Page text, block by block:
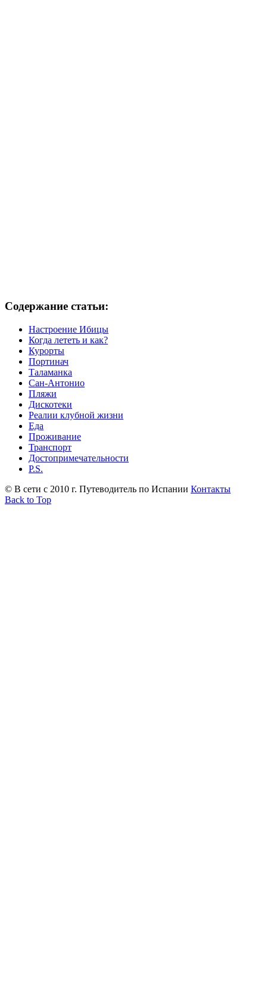
Содержание статьи:
Настроение Ибицы
Когда лететь и как?
Курорты
Портинач
Таламанка
Сан-Антонио
Пляжи
Дискотеки
Реалии клубной жизни
Еда
Проживание
Транспорт
Достопримечательности
P.S.
© В сети с 2010 г. Путеводитель по Испании Контакты
Back to Top